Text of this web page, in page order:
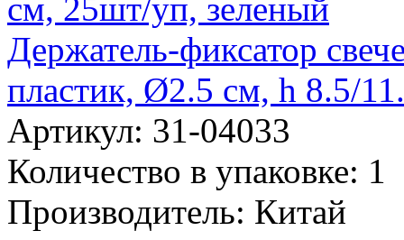
Держатель-фиксатор
пластик, Ø2.5 см, h 8.5/
Артикул: 31-04033
Количество в упаковке: 1
Производитель: Китай